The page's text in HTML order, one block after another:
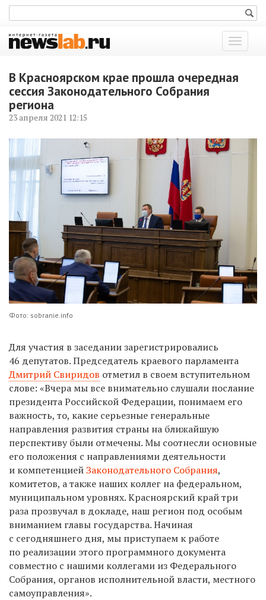
Показать
меню
В Красноярском крае прошла очередная
сессия Законодательного Собрания
региона
23 апреля 2021 12:15
Фото: sobranie.info
Для участия в заседании зарегистрировались
46 депутатов. Председатель краевого парламента
Дмитрий Свиридов отметил в своем вступительном
слове: «Вчера мы все внимательно слушали послание
президента Российской Федерации, понимаем его
важность, то, какие серьезные генеральные
направления развития страны на ближайшую
перспективу были отмечены. Мы соотнесли основные
его положения с направлениями деятельности
и компетенциейЗаконодательного Собрания,
комитетов, а также наших коллег на федеральном,
муниципальном уровнях. Красноярский край три
раза прозвучал в докладе, наш регион под особым
вниманием главы государства. Начиная
с сегодняшнего дня, мы приступаем к работе
по реализации этого программного документа
совместно с нашими коллегами из Федерального
Собрания, органов исполнительной власти, местного
самоуправления».